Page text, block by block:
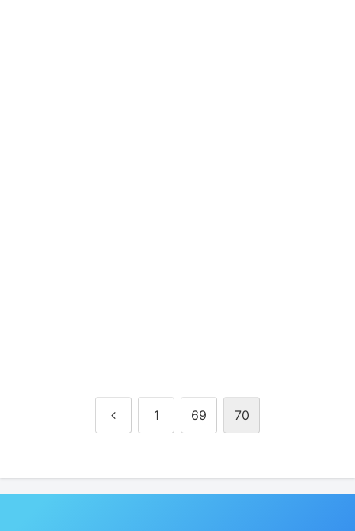
前 1 69 70